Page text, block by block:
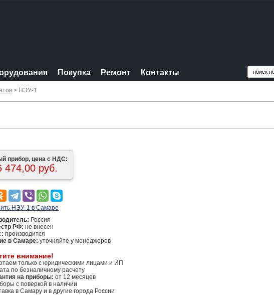
Покупка Ремонт Контакты
> НЭУ-1
прибор, цена с НДС:
474,00 руб.
НЭУ-1 в Самаре
Россия
РФ: не внесен
производится
в Самаре: уточняйте у менеджеров
внимание!
только с юридическими лицами и ИП
по безналичному расчету
на приборы: от 12 месяцев
с поверкой в наличии
в Самару и в другие города России